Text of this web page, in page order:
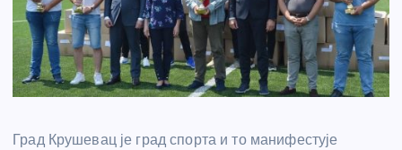
Град Крушевац је град спорта и то манифестује